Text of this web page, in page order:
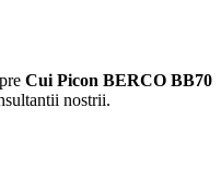
Cui Picon BERCO BB70
nostrii.